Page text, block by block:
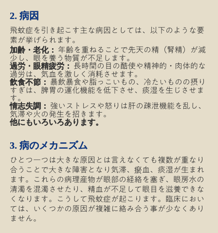
2. 病因
飛蚊症を引き起こす主な病因としては、以下のような要
素が挙げられます。
加齢・老化： 年齢を重ねることで先天の精（腎精）が減
少し、眼を養う物質が不足します。
過労・眼精疲労： 長時間の目の酷使や精神的・肉体的な
過労は、気血を激しく消耗させます。
飲食不節： 暴飲暴食や脂っこいもの、冷たいものの摂り
すぎは、脾胃の運化機能を低下させ、痰湿を生じさせま
す。
情志失調： 強いストレスや怒りは肝の疎泄機能を乱し、
気滞や火の発生を招きます。
他にもいろいろあります。
3. 病のメカニズム
ひとつ一つは大きな原因とは言えなくても複数が重なり
合うことで大きな障害となり気滞、瘀血、痰湿が生まれ
ます。これらの病理産物が眼部の経絡を塞ぎ、眼房水の
清濁を混濁させたり、精血が不足して眼目を滋養できな
くなります。こうして飛蚊症が起こります。臨床におい
ては、いくつかの原因が複雑に絡み合う事が少なくあり
ません。